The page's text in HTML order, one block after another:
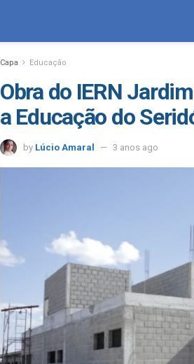
Capa Educação
Obra do IERN
a Educação do
by Lúcio Amaral 3 anos ago